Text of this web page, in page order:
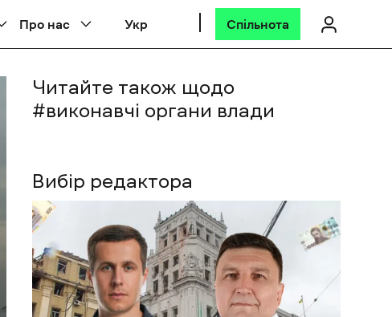
Про нас Укр Спільнота
Вибір редактора
Читайте також щодо
#виконавчі органи влади